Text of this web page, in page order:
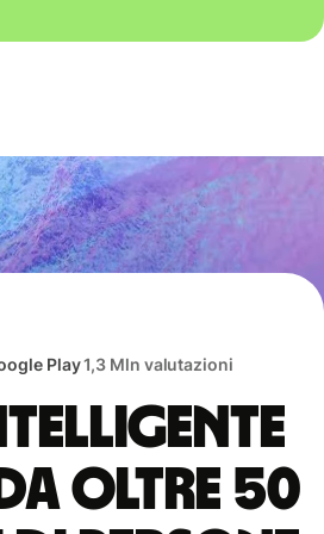
Play1,3 Mln valutazioni
oltre 50